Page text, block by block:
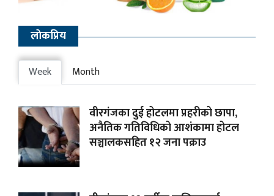
लाेकप्रिय
Week Month
वीरगंजका दुई होटलमा प्रहरीको छापा,
अनैतिक गतिविधिको आशंकामा होटल
सञ्चालकसहित १२ जना पक्राउ